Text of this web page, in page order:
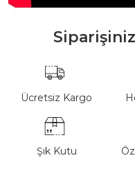
Ücretsiz Kargo
Şık Kutu